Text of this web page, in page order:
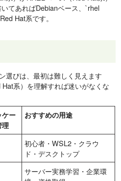
てあればDebianベース、`rhel
Hat系です。
選びは、最初は難しく見えます
系）を理解すれば迷いがなくな
ケー
理
おすすめの用途
初心者・WSL2・クラウ
ド・デスクトップ
サーバー実務学習・企業環